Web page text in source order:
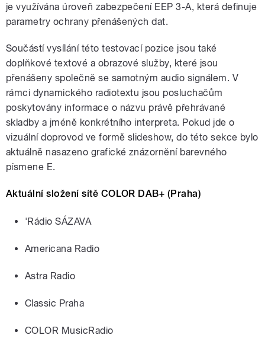
je využívána úroveň zabezpečení EEP 3-A, která definuje
parametry ochrany přenášených dat.
Součástí vysílání této testovací pozice jsou také
doplňkové textové a obrazové služby, které jsou
přenášeny společně se samotným audio signálem. V
rámci dynamického radiotextu jsou posluchačům
poskytovány informace o názvu právě přehrávané
skladby a jméně konkrétního interpreta. Pokud jde o
vizuální doprovod ve formě slideshow, do této sekce bylo
aktuálně nasazeno grafické znázornění barevného
písmene E.
Aktuální složení sítě COLOR DAB+ (Praha)
'Rádio SÁZAVA
Americana Radio
Astra Radio
Classic Praha
COLOR MusicRadio